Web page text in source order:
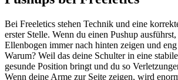
Bei Freeletics stehen Technik und eine
erster Stelle. Wenn du einen Pushup
Ellenbogen immer nach hinten zeigen und
Warum? Weil das deine Schulter in eine
gesunde Position bringt und du so
Wenn deine Arme zur Seite zeigen, wird